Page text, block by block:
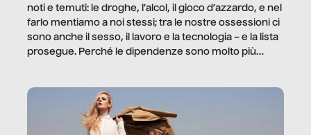
noti e temuti: le droghe, l’alcol, il gioco d’azzardo, e nel
farlo mentiamo a noi stessi; tra le nostre ossessioni ci
sono anche il sesso, il lavoro e la tecnologia – e la lista
prosegue. Perché le dipendenze sono molto più
trae un guadagno. In questo reportage vediamo
quale e come.